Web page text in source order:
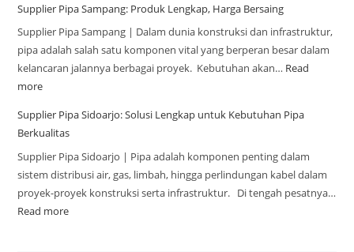
Supplier Pipa Sampang: Produk Lengkap, Harga Bersaing
Supplier Pipa Sampang | Dalam dunia konstruksi dan infrastruktur,
pipa adalah salah satu komponen vital yang berperan besar dalam
kelancaran jalannya berbagai proyek. Kebutuhan akan… Read
more
Supplier Pipa Sidoarjo: Solusi Lengkap untuk Kebutuhan Pipa
Berkualitas
Supplier Pipa Sidoarjo | Pipa adalah komponen penting dalam
sistem distribusi air, gas, limbah, hingga perlindungan kabel dalam
proyek-proyek konstruksi serta infrastruktur. Di tengah pesatnya…
Read more